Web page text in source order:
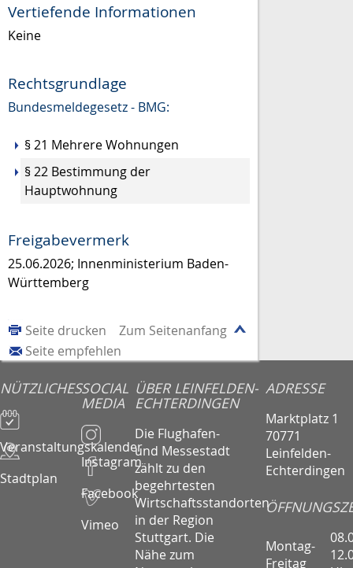
Vertiefende Informationen
Keine
Rechtsgrundlage
Bundesmeldegesetz - BMG:
§ 21 Mehrere Wohnungen
§ 22 Bestimmung der
Hauptwohnung
Freigabevermerk
25.06.2026; Innenministerium Baden-
Württemberg
Zum Seitenanfang
Seite drucken
Seite empfehlen
NÜTZLICHES
Veranstaltungskalender
Stadtplan
SOCIAL
MEDIA
Instagram
Facebook
Vimeo
ÜBER LEINFELDEN-
ECHTERDINGEN
Die Flughafen-
und Messestadt
zählt zu den
begehrtesten
Wirtschaftsstandorten
in der Region
Stuttgart. Die
Nähe zum
ADRESSE
Marktplatz 1
70771
Leinfelden-
Echterdingen
Montag-
Freitag